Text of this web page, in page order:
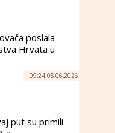
poslala
Hrvata u
09:24 05.06.2026.
put su primili